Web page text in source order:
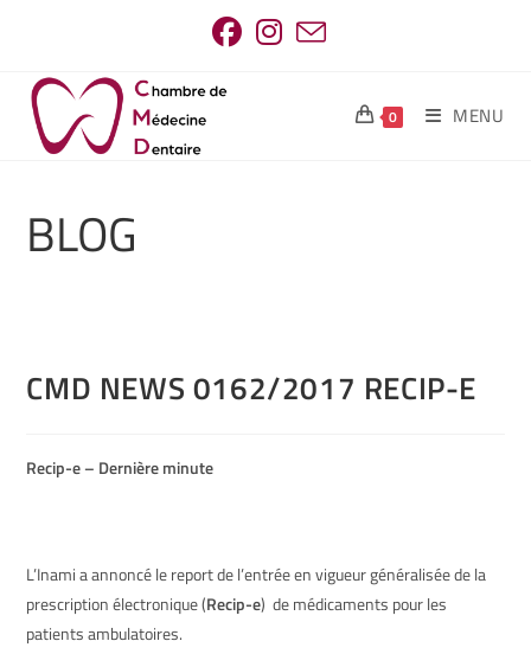
0 MENU
BLOG
CMD NEWS 0162/2017 RECIP-E
Recip-e – Dernière minute
L’Inami a annoncé le report de l’entrée en vigueur généralisée de la
prescription électronique (Recip-e) de médicaments pour les
patients ambulatoires.